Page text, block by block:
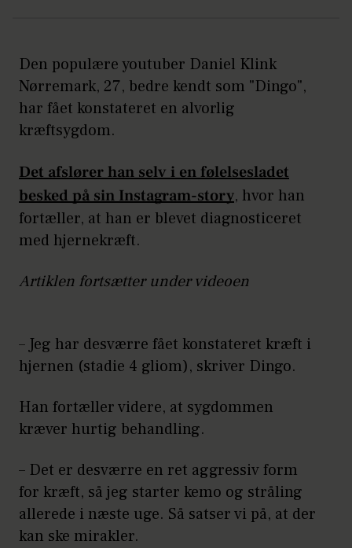
Den populære youtuber Daniel Klink
Nørremark, 27, bedre kendt som "Dingo",
har fået konstateret en alvorlig
kræftsygdom.
Det afslører han selv i en følelsesladet
besked på sin Instagram-story, hvor han
fortæller, at han er blevet diagnosticeret
med hjernekræft.
Artiklen fortsætter under videoen
– Jeg har desværre fået konstateret kræft i
hjernen (stadie 4 gliom), skriver Dingo.
Han fortæller videre, at sygdommen
kræver hurtig behandling.
– Det er desværre en ret aggressiv form
for kræft, så jeg starter kemo og stråling
allerede i næste uge. Så satser vi på, at der
kan ske mirakler.